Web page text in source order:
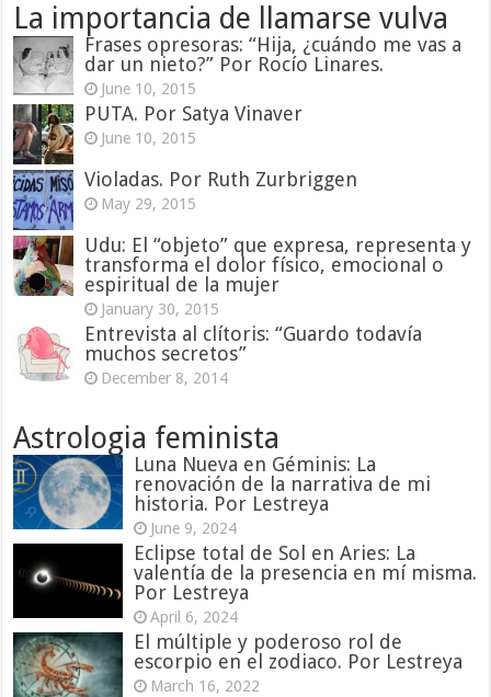
La importancia de llamarse vulva
Frases opresoras: “Hija, ¿cuándo me vas a
dar un nieto?” Por Rocío Linares.
June 10, 2015
PUTA. Por Satya Vinaver
June 10, 2015
Violadas. Por Ruth Zurbriggen
May 29, 2015
Udu: El “objeto” que expresa, representa y
transforma el dolor físico, emocional o
espiritual de la mujer
January 30, 2015
Entrevista al clítoris: “Guardo todavía
muchos secretos”
December 8, 2014
Astrologia feminista
Luna Nueva en Géminis: La
renovación de la narrativa de mi
historia. Por Lestreya
June 9, 2024
Eclipse total de Sol en Aries: La
valentía de la presencia en mí misma.
Por Lestreya
April 6, 2024
El múltiple y poderoso rol de
escorpio en el zodiaco. Por Lestreya
March 16, 2022